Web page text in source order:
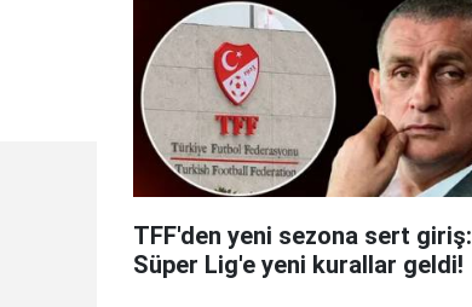
TFF'den yeni sezona sert giriş:
Süper Lig'e yeni kurallar geldi!